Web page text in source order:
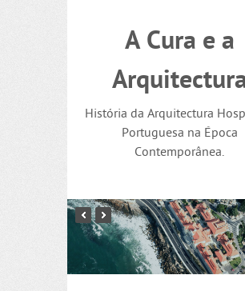
A Cura e a
História da Arquitectura
Portuguesa na Época
Contemporânea.